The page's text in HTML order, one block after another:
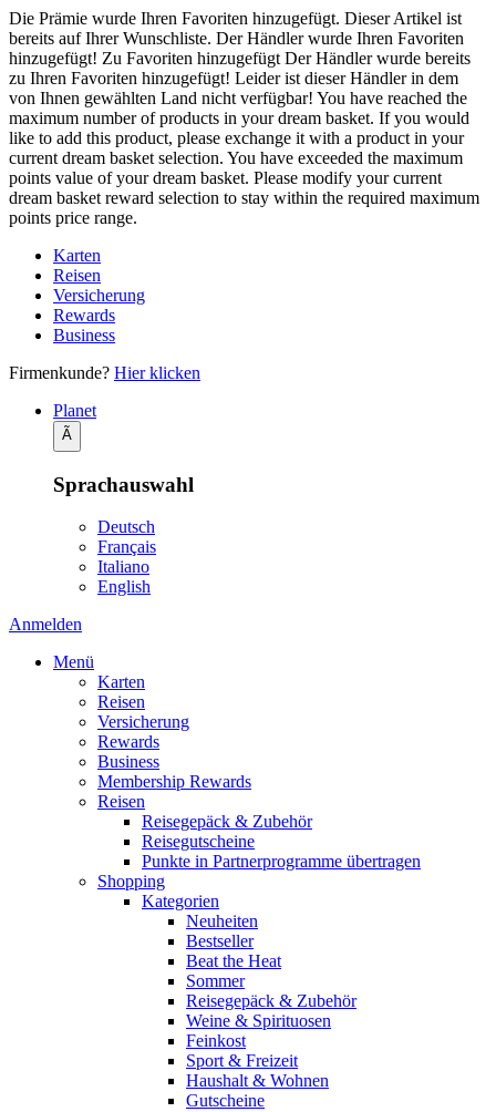
Die Prämie wurde Ihren Favoriten hinzugefügt. Dieser Artikel ist
bereits auf Ihrer Wunschliste. Der Händler wurde Ihren Favoriten
hinzugefügt! Zu Favoriten hinzugefügt Der Händler wurde bereits
zu Ihren Favoriten hinzugefügt! Leider ist dieser Händler in dem
von Ihnen gewählten Land nicht verfügbar! You have reached the
maximum number of products in your dream basket. If you would
like to add this product, please exchange it with a product in your
current dream basket selection. You have exceeded the maximum
points value of your dream basket. Please modify your current
dream basket reward selection to stay within the required maximum
points price range.
Karten
Reisen
Versicherung
Rewards
Business
Firmenkunde? Hier klicken
Planet
Ã
Sprachauswahl
Deutsch
Français
Italiano
English
Anmelden
Menü
Karten
Reisen
Versicherung
Rewards
Business
Membership Rewards
Reisen
Reisegepäck & Zubehör
Reisegutscheine
Punkte in Partnerprogramme übertragen
Shopping
Kategorien
Neuheiten
Bestseller
Beat the Heat
Sommer
Reisegepäck & Zubehör
Weine & Spirituosen
Feinkost
Sport & Freizeit
Haushalt & Wohnen
Gutscheine